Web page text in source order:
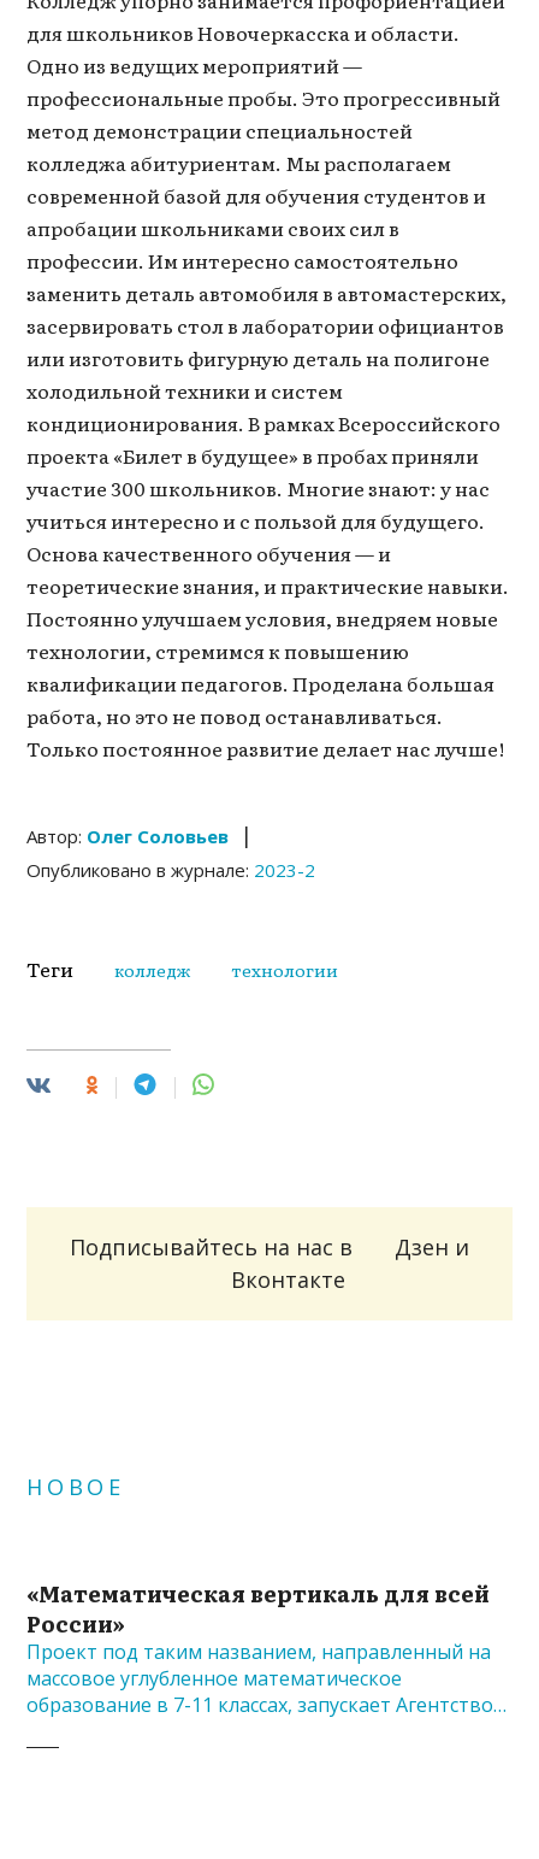
для школьников Новочеркасска и области.
Одно из ведущих мероприятий —
профессиональные пробы. Это прогрессивный
метод демонстрации специальностей
колледжа абитуриентам. Мы располагаем
современной базой для обучения студентов и
апробации школьниками своих сил в
профессии. Им интересно самостоятельно
заменить деталь автомобиля в автомастерских,
засервировать стол в лаборатории официантов
или изготовить фигурную деталь на полигоне
холодильной техники и систем
кондиционирования. В рамках Всероссийского
проекта «Билет в будущее» в пробах приняли
участие 300 школьников. Многие знают: у нас
учиться интересно и с пользой для будущего.
Основа качественного обучения — и
теоретические знания, и практические навыки.
Постоянно улучшаем условия, внедряем новые
технологии, стремимся к повышению
квалификации педагогов. Проделана большая
работа, но это не повод останавливаться.
Только постоянное развитие делает нас лучше!
Автор: Олег Соловьев |
Опубликовано в журнале: 2023-2
Теги колледж технологии
Подписывайтесь на нас в Дзен и
Вконтакте
НОВОЕ
«Математическая вертикаль для всей
России»
Проект под таким названием, направленный на
массовое углубленное математическое
образование в 7-11 классах, запускает Агентство…